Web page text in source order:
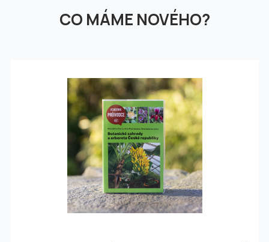
CO MÁME NOVÉHO?